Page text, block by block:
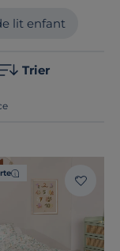
de douceur
Le
lit enfant
Trier